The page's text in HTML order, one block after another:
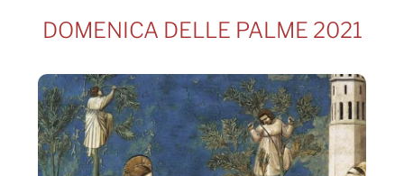
DOMENICA DELLE PALME 2021